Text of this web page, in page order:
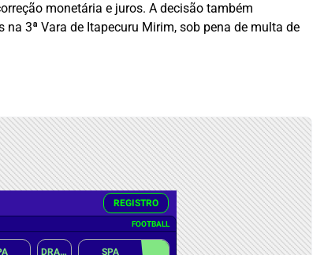
monetária e juros. A decisão também
3ª Vara de Itapecuru Mirim, sob pena de multa de